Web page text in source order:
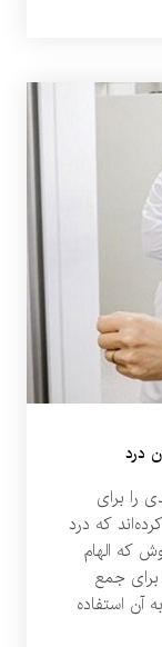
درد
را برای
که درد
که الهام
جمع
آن استفاده